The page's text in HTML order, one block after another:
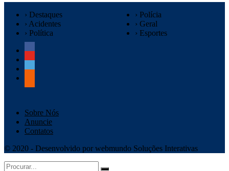
› Destaques
› Acidentes
› Política
› Polícia
› Geral
› Esportes
Sobre Nós
Anuncie
Contatos
© 2020 - Desenvolvido por webmundo Soluções Interativas